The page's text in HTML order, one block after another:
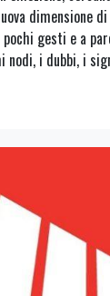
dimensione
gesti e a
i dubbi, i